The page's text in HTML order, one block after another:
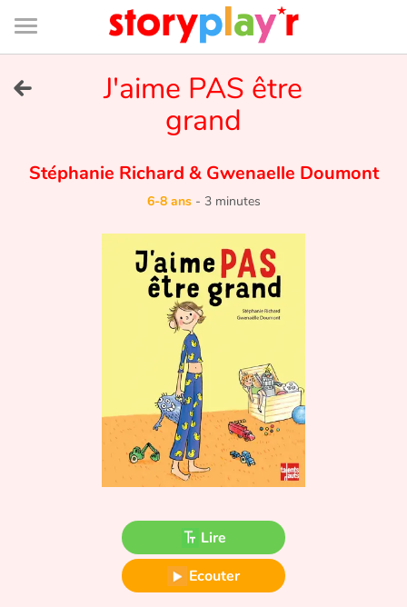
Connexion
Bibliothèque
de
page
Tester gratuitement
Bibliothèque
Fable, mythe, littérature et poésie
Princesses et princes, rois, reines et dragons
Écologie, nature, saisons
J'aime PAS être
grand
Stéphanie Richard &Gwenaelle Doumont
6-8 ans- 3 minutes
Lire
Ecouter